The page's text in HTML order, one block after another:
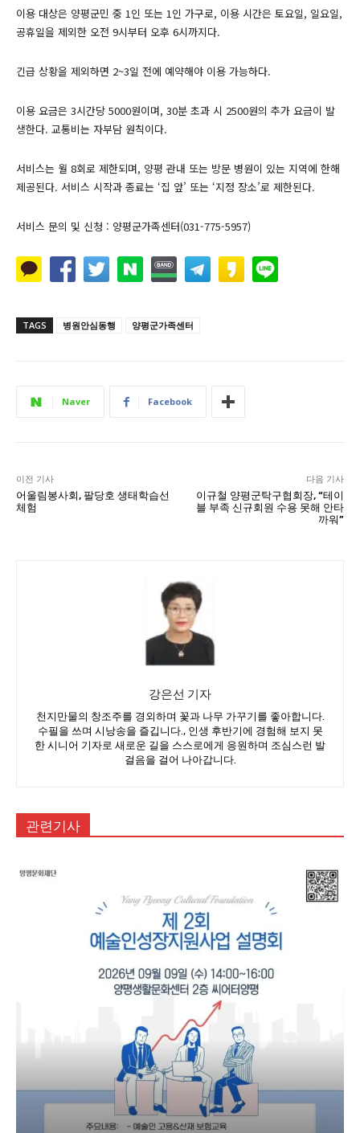
이용 대상은 양평군민 중 1인 또는 1인 가구로, 이용 시간은 토요일, 일요일,
공휴일을 제외한 오전 9시부터 오후 6시까지다.
긴급 상황을 제외하면 2~3일 전에 예약해야 이용 가능하다.
이용 요금은 3시간당 5000원이며, 30분 초과 시 2500원의 추가 요금이 발
생한다. 교통비는 자부담 원칙이다.
서비스는 월 8회로 제한되며, 양평 관내 또는 방문 병원이 있는 지역에 한해
제공된다. 서비스 시작과 종료는 ‘집 앞’ 또는 ‘지정 장소’로 제한된다.
서비스 문의 및 신청 : 양평군가족센터(031-775-5957)
TAGS 병원안심동행 양평군가족센터
Naver Facebook
이전 기사
어울림봉사회, 팔당호 생태학습선
체험
다음 기사
이규철 양평군탁구협회장, “테이
블 부족 신규회원 수용 못해 안타
까워”
강은선 기자
천지만물의 창조주를 경외하며 꽃과 나무 가꾸기를 좋아합니다.
수필을 쓰며 시낭송을 즐깁니다., 인생 후반기에 경험해 보지 못
한 시니어 기자로 새로운 길을 스스로에게 응원하며 조심스런 발
걸음을 걸어 나아갑니다.
관련기사